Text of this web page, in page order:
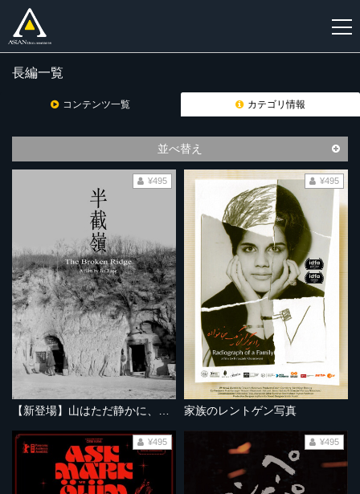
登
長編一覧
コンテンツ一覧 カテゴリ情報
並べ替え
¥495
家族のレントゲン写真
¥495
¥495 ¥495